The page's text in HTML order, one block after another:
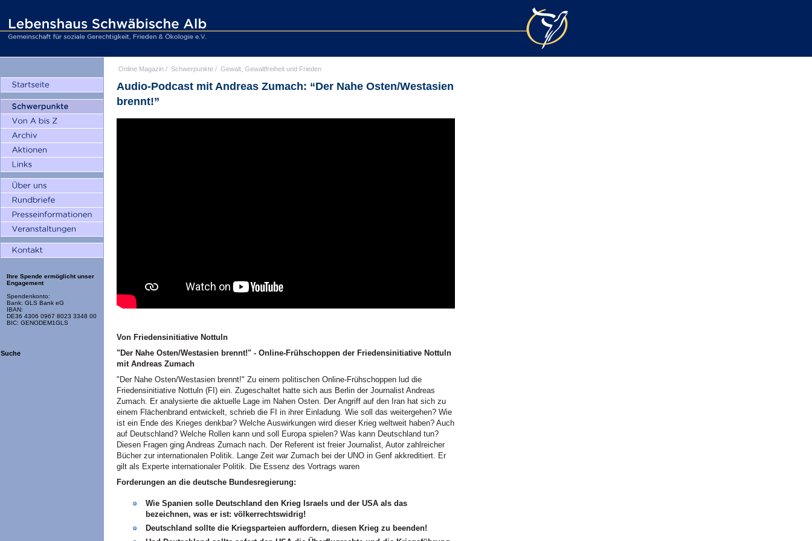
Ihre Spende ermöglicht unser
Engagement
Spendenkonto:
Bank: GLS Bank eG
IBAN:
DE36 4306 0967 8023 3348 00
BIC: GENODEM1GLS
Suche
Online Magazin / Schwerpunkte / Gewalt, Gewaltfreiheit und Frieden
Audio-Podcast mit Andreas Zumach: “Der Nahe Osten/Westasien
brennt!”
Von Friedensinitiative Nottuln
"Der Nahe Osten/Westasien brennt!" - Online-Frühschoppen der Friedensinitiative Nottuln
mit Andreas Zumach
"Der Nahe Osten/Westasien brennt!" Zu einem politischen Online-Frühschoppen lud die
Friedensinitiative Nottuln (FI) ein. Zugeschaltet hatte sich aus Berlin der Journalist Andreas
Zumach. Er analysierte die aktuelle Lage im Nahen Osten. Der Angriff auf den Iran hat sich zu
einem Flächenbrand entwickelt, schrieb die FI in ihrer Einladung. Wie soll das weitergehen? Wie
ist ein Ende des Krieges denkbar? Welche Auswirkungen wird dieser Krieg weltweit haben? Auch
auf Deutschland? Welche Rollen kann und soll Europa spielen? Was kann Deutschland tun?
Diesen Fragen ging Andreas Zumach nach. Der Referent ist freier Journalist, Autor zahlreicher
Bücher zur internationalen Politik. Lange Zeit war Zumach bei der UNO in Genf akkreditiert. Er
gilt als Experte internationaler Politik. Die Essenz des Vortrags waren
Forderungen an die deutsche Bundesregierung:
Wie Spanien solle Deutschland den Krieg Israels und der USA als das
bezeichnen, was er ist: völkerrechtswidrig!
Deutschland sollte die Kriegsparteien auffordern, diesen Krieg zu beenden!